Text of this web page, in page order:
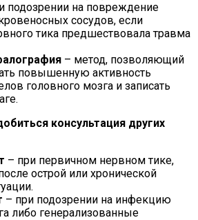
подозрении на повреждение
сосудов, если
тика предшествовала травма
– метод, позволяющий
повышенную активность
головного мозга и записать
консультация других
– при первичном нервном тике,
острой или хронической
– при подозрении на инфекцию
либо генерализованные